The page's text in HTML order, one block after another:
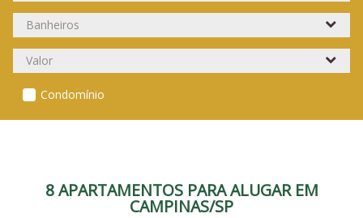
Condomínio
8 APARTAMENTOS PARA ALUGAR EM
CAMPINAS/SP